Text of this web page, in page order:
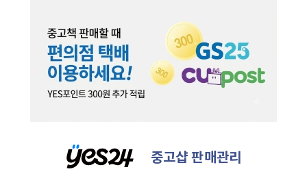
중고샵 판매관리